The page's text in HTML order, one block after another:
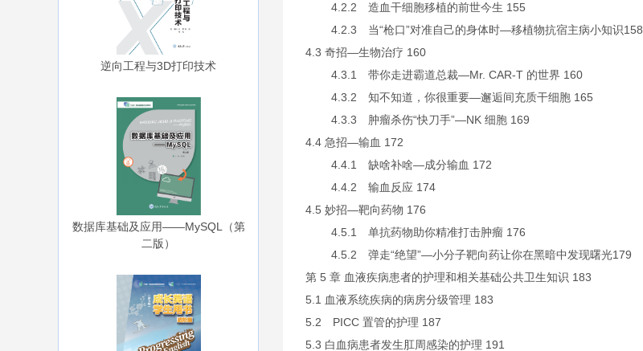
逆向工程与3D打印技术
数据库基础及应用——MySQL（第
二版）
4.2.2 造血干细胞移植的前世今生 155
4.2.3 当“枪口”对准自己的身体时—移植物抗宿主病小知识158
4.3 奇招—生物治疗 160
4.3.1 带你走进霸道总裁—Mr. CAR-T 的世界 160
4.3.2 知不知道，你很重要—邂逅间充质干细胞 165
4.3.3 肿瘤杀伤“快刀手”—NK 细胞 169
4.4 急招—输血 172
4.4.1 缺啥补啥—成分输血 172
4.4.2 输血反应 174
4.5 妙招—靶向药物 176
4.5.1 单抗药物助你精准打击肿瘤 176
4.5.2 弹走“绝望”—小分子靶向药让你在黑暗中发现曙光179
第 5 章 血液疾病患者的护理和相关基础公共卫生知识 183
5.1 血液系统疾病的病房分级管理 183
5.2 PICC 置管的护理 187
5.3 白血病患者发生肛周感染的护理 191